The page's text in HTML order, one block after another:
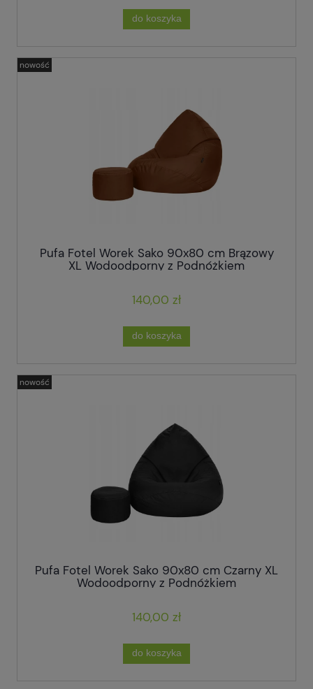
do koszyka
Pufa Fotel Worek Sako 90x80 cm Brązowy
XL Wodoodporny z Podnóżkiem
140,00 zł
do koszyka
nowość
Pufa Fotel Worek Sako 90x80 cm Czarny XL
Wodoodporny z Podnóżkiem
140,00 zł
do koszyka
nowość